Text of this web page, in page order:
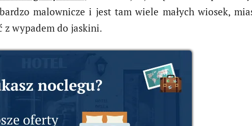
malownicze i jest tam wiele małych wiosek,
z wypadem do jaskini.